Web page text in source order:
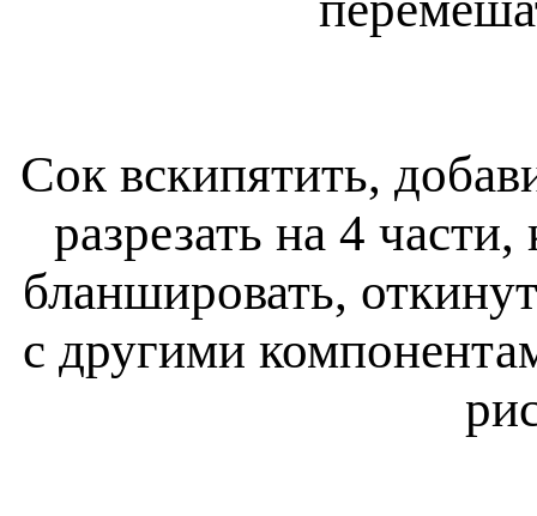
Сок вскипятить,
разрезать на 4
бланшировать,
с другими